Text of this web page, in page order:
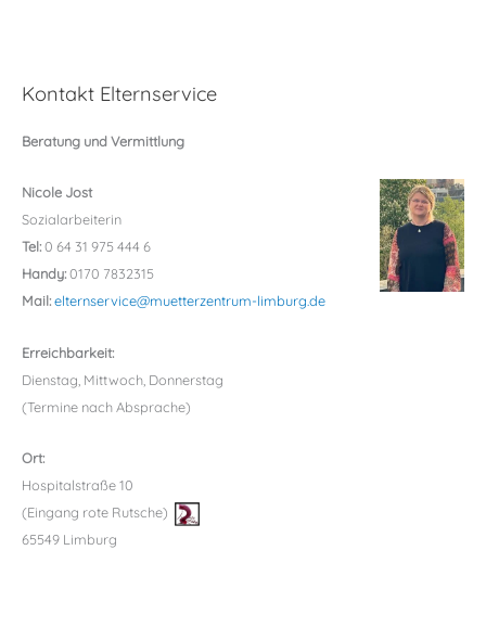
Kontakt Elternservice
Beratung und Vermittlung
Nicole Jost
Sozialarbeiterin
Tel:0 64 31 975 444 6
Handy:0170 7832315
Mail: elternservice@muetterzentrum-limburg.de
Erreichbarkeit:
Dienstag, Mittwoch, Donnerstag
(Termine nach Absprache)
Ort:
Hospitalstraße 10
(Eingang rote Rutsche)
65549 Limburg